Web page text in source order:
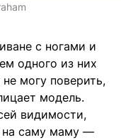
с ногами и
одного из них
могу поверить,
модель.
видимости,
на саму маму —